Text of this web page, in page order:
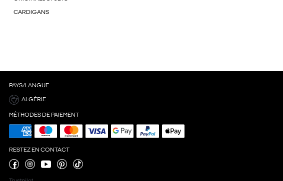
CARDIGANS
PAYS/LANGUE
ALGÉRIE
MÉTHODES DE PAIEMENT
RESTEZ EN CONTACT